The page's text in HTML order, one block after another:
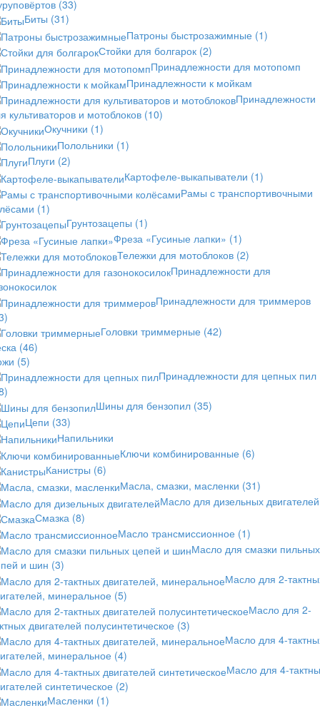
(33)
Биты (31)
Патроны быстрозажимные (1)
Стойки для болгарок (2)
Принадлежности для мотопомп
Принадлежности к мойкам
Принадлежности
культиваторов и мотоблоков (10)
Окучники (1)
Полольники (1)
Плуги (2)
Картофеле-выкапыватели (1)
Рамы с транспортивочными
(1)
Грунтозацепы (1)
Фреза «Гусиные лапки» (1)
Тележки для мотоблоков (2)
Принадлежности для
Принадлежности для триммеров
Головки триммерные (42)
(46)
(5)
Принадлежности для цепных пил
Шины для бензопил (35)
Цепи (33)
Напильники
Ключи комбинированные (6)
Канистры (6)
Масла, смазки, масленки (31)
Масло для дизельных двигателей
Смазка (8)
Масло трансмиссионное (1)
Масло для смазки пильных
и шин (3)
Масло для 2-
минеральное (5)
Масло для 2-
двигателей полусинтетическое (3)
Масло для 4-
минеральное (4)
Масло для 4-
синтетическое (2)
Масленки (1)